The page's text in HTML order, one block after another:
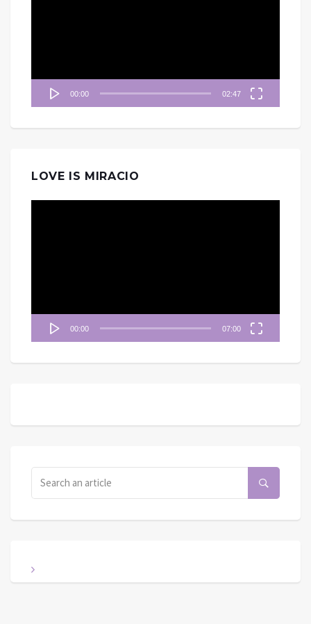
00:00 02:47
LOVE IS MIRACIO
00:00 07:00